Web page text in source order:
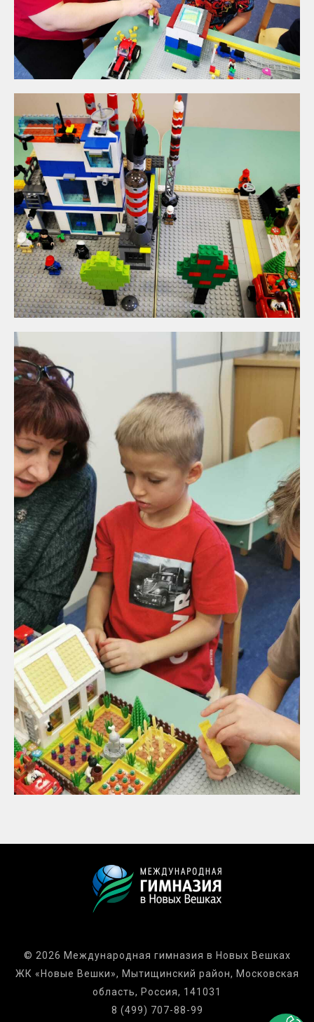
© 2026 Международная гимназия в Новых Вешках
ЖК «Новые Вешки», Мытищинский район, Московская
область, Россия, 141031
8 (499) 707-88-99